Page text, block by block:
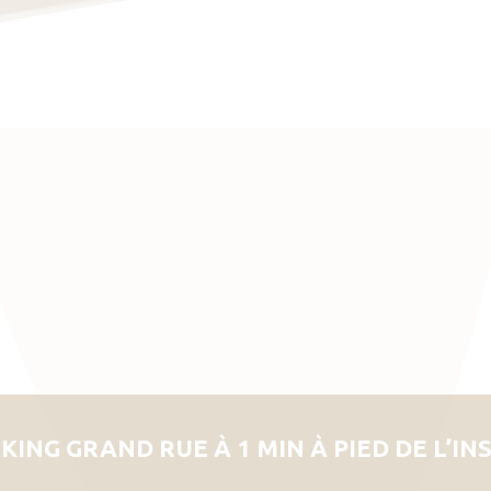
GRAND RUE À 1 MIN À PIED DE